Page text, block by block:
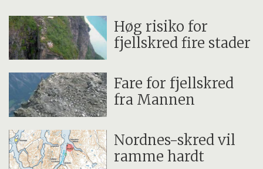
Høg risiko for
fjellskred fire stader
Fare for fjellskred
fra Mannen
Nordnes-skred vil
ramme hardt